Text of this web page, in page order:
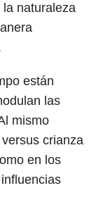
naturaleza
están
las
mismo
crianza
en los